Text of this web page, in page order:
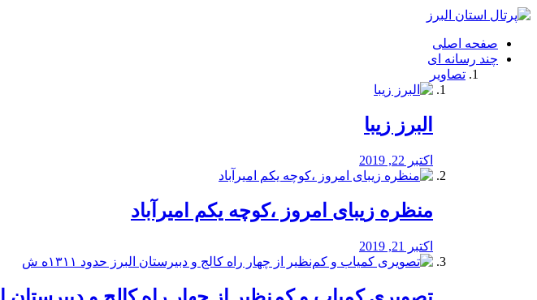
فصد
شرق
تهران
خشکشویی
صفحه اصلی
چند رسانه ای
تصاویر
البرز زیبا
اکتبر 22, 2019
منظره‌‌ زیبای امروز ،کوچه یکم امیرآباد
اکتبر 21, 2019